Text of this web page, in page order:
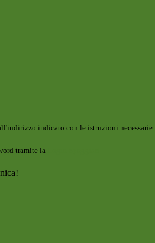
indicato con le istruzioni necessarie.
tramite la